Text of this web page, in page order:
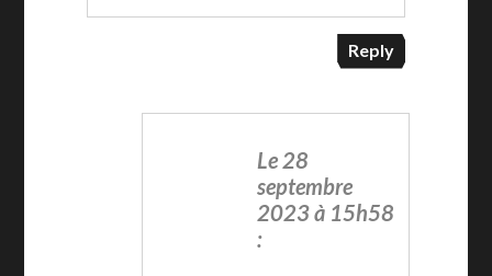
Reply
Le 28
septembre
2023 à 15h58
: